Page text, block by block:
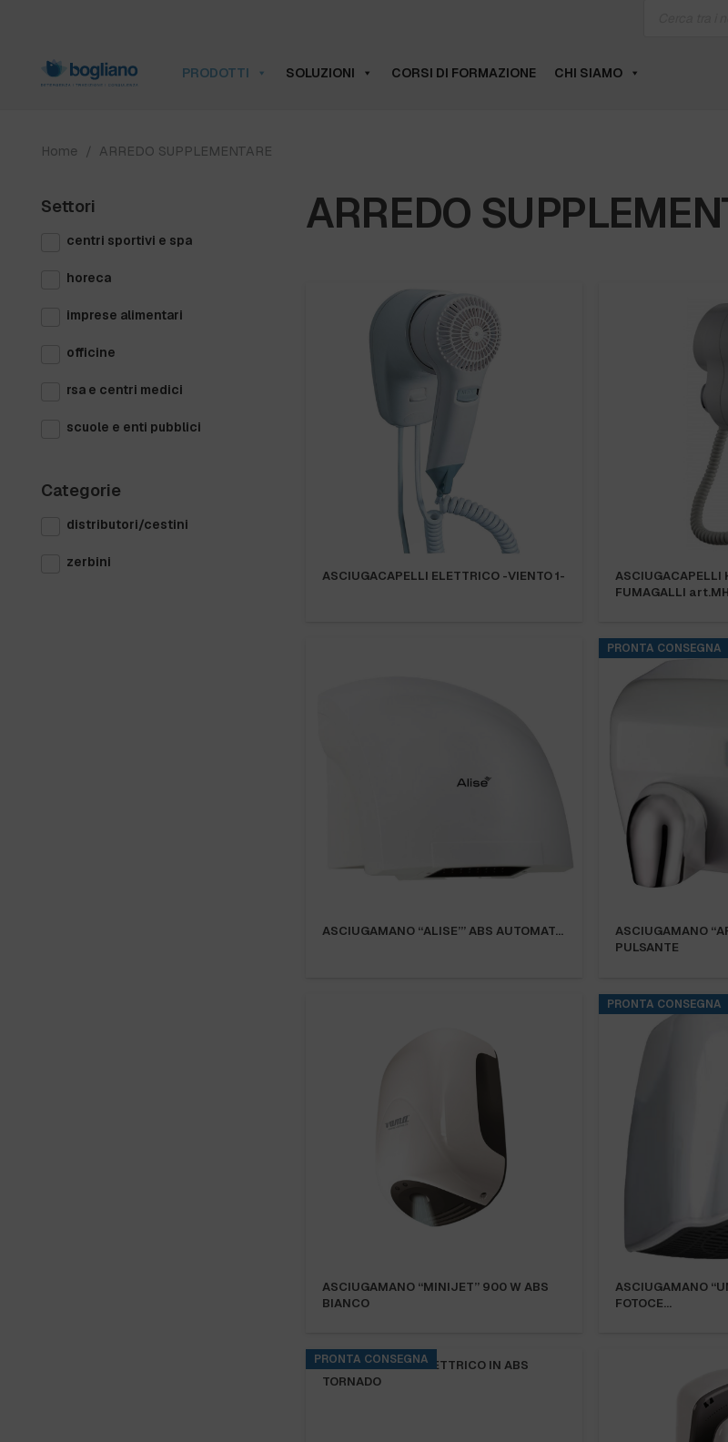
PRODOTTI SOLUZIONI CORSI DI FORMAZIONE CHI SIAMO
Home / ARREDO SUPPLEMENTARE
Settori
centri sportivi e spa
horeca
imprese alimentari
officine
rsa e centri medici
scuole e enti pubblici
Categorie
distributori/cestini
zerbini
ARREDO
ASCIUGACAPELLI ELETTRICO -VIENTO 1-
ASCIUGACAPELLI
FUMAGALLI
ASCIUGAMANO “ALISE’” ABS AUTOMAT…
PRONTA CONSEGNA
ASCIUGAMANO
PULSANTE
ASCIUGAMANO “MINIJET” 900 W ABS
BIANCO
PRONTA CONSEGNA
ASCIUGAMANO
FOTOCE…
PRONTA CONSEGNA
ASCIUGAMANO ELETTRICO IN ABS
TORNADO